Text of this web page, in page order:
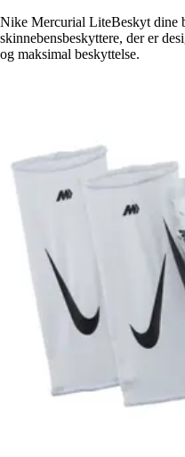
Nike Mercurial LiteBeskyt dine
skinnebensbeskyttere, der er
og maksimal beskyttelse.